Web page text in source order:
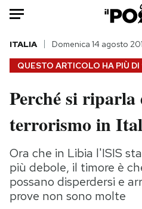
HOME
Italia
Politica
Tecnologia
Internet
Scienza
Cultura
QUESTO ARTICOLO HA PIÙ DI
ITALIA Domenica 14 agosto
Perché si
terrorismo in
Ora che in Libia l'ISIS
più debole, il timore è
possano disperdersi e
prove non sono molte